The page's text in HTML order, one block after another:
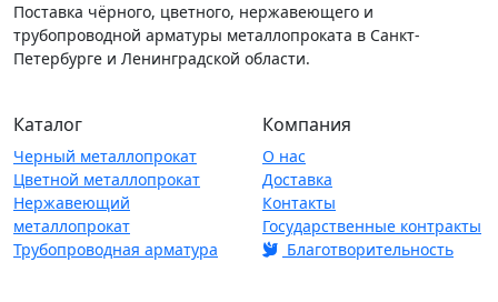
Поставка чёрного, цветного, нержавеющего и
трубопроводной арматуры металлопроката в Санкт-
Петербурге и Ленинградской области.
Каталог
Черный металлопрокат
Цветной металлопрокат
Нержавеющий
металлопрокат
Трубопроводная арматура
Компания
О нас
Доставка
Контакты
Государственные контракты
Благотворительность